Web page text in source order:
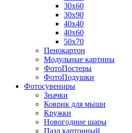
30х60
30х90
40х40
40х60
50х70
Пенокартон
Модульные картины
ФотоПостеры
ФотоПодушки
Фотоcувениры
Значки
Коврик для мыши
Кружки
Новогодние шары
Пазл картонный